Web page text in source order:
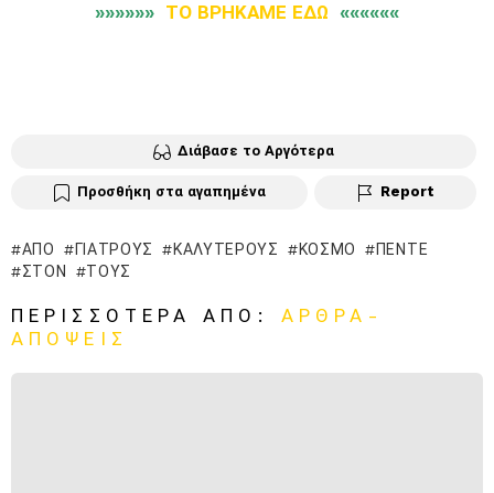
»»»»»» ΤΟ ΒΡΗΚΑΜΕ ΕΔΩ ««««««
Διάβασε το Αργότερα
Προσθήκη στα αγαπημένα Report
ΑΠΌ ΓΙΑΤΡΟΎΣ ΚΑΛΎΤΕΡΟΥΣ ΚΌΣΜΟ
ΠΈΝΤΕ
ΣΤΟΝ
ΤΟΥΣ
ΠΕΡΙΣΣΌΤΕΡΑ ΑΠΌ: ΑΡΘΡΑ-
ΑΠΟΨΕΙΣ